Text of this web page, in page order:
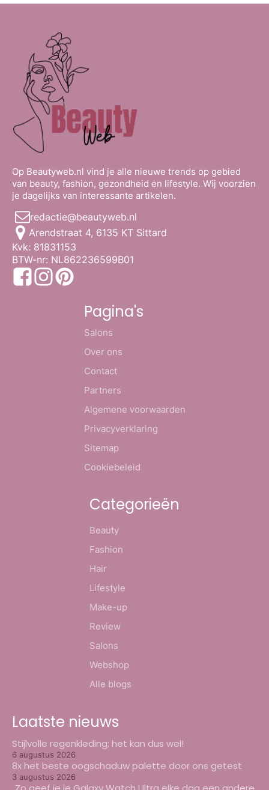
Op Beautyweb.nl vind je alle nieuwe trends op gebied
van beauty, fashion, gezondheid en lifestyle. Wij voorzien
je dagelijks van interessante artikelen.
redactie@beautyweb.nl
Arendstraat 4, 6135 KT Sittard
Kvk: 81831153
BTW-nr: NL862236599B01
Pagina's
Salons
Over ons
Contact
Partners
Algemene voorwaarden
Privacyverklaring
Sitemap
Cookiebeleid
Categorieën
Beauty
Fashion
Hair
Lifestyle
Make-up
Review
Salons
Webshop
Alle blogs
Laatste nieuws
Stijlvolle regenkleding; het kan dus wel!
6 augustus 2026
8x het beste oogschaduw palette door ons getest
3 augustus 2026